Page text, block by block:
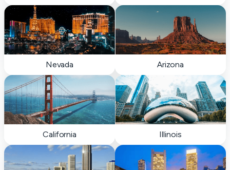
Nevada Arizona
California Illinois